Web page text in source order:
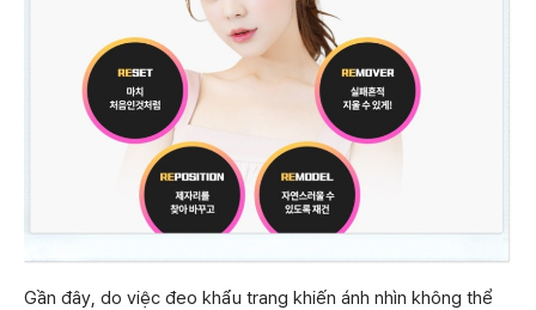
Gần đây, do việc đeo khẩu trang khiến ánh nhìn không thể